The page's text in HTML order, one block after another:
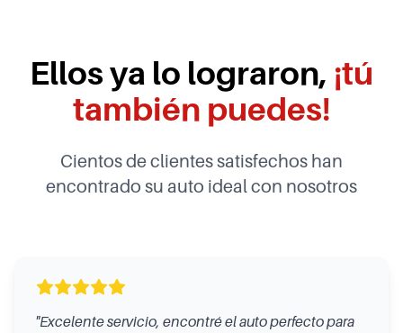
Ellos ya lo lograron, ¡tú
también puedes!
Cientos de clientes satisfechos han
encontrado su auto ideal con nosotros
"Excelente servicio, encontré el auto perfecto para